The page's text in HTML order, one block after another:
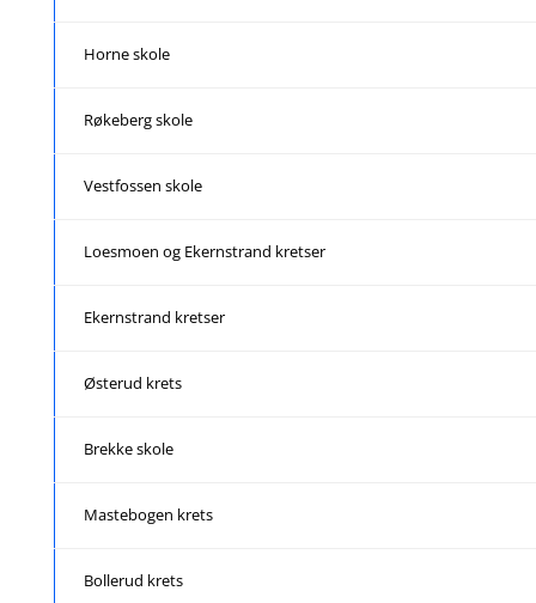
Horne skole
Røkeberg skole
Vestfossen skole
Loesmoen og Ekernstrand kretser
Ekernstrand kretser
Østerud krets
Brekke skole
Mastebogen krets
Bollerud krets